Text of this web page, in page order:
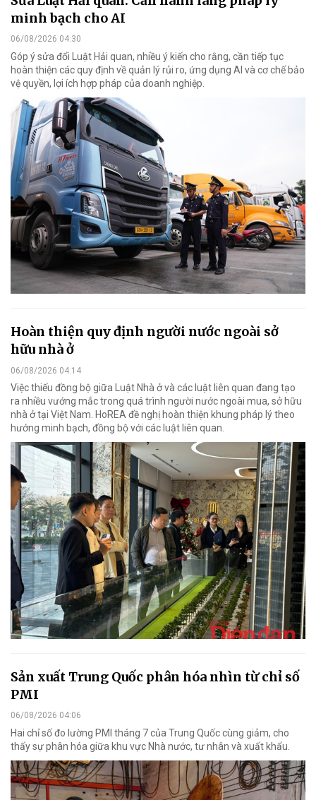
minh bạch cho AI
06/08/2026 04:30
Góp ý sửa đổi Luật Hải quan, nhiều ý kiến cho rằng, cần tiếp tục
hoàn thiện các quy định về quản lý rủi ro, ứng dụng AI và cơ chế bảo
vệ quyền, lợi ích hợp pháp của doanh nghiệp.
Hoàn thiện quy định người nước ngoài sở
hữu nhà ở
06/08/2026 04:14
Việc thiếu đồng bộ giữa Luật Nhà ở và các luật liên quan đang tạo
ra nhiều vướng mắc trong quá trình người nước ngoài mua, sở hữu
nhà ở tại Việt Nam. HoREA đề nghị hoàn thiện khung pháp lý theo
hướng minh bạch, đồng bộ với các luật liên quan.
Sản xuất Trung Quốc phân hóa nhìn từ chỉ số
PMI
06/08/2026 04:06
Hai chỉ số đo lường PMI tháng 7 của Trung Quốc cùng giảm, cho
thấy sự phân hóa giữa khu vực Nhà nước, tư nhân và xuất khẩu.